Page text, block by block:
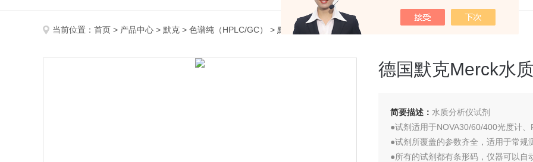
当前位置： 首页 > 产品中心 > 默克 > 色谱纯（HPLC/GC） > 默克德国默克Merck水质分析仪配套试剂
德国默克Merck水
简要描述： 水质分析仪试剂
●试剂适用于NOVA30/60/400光度计
●试剂所覆盖的参数齐全，适用于常规
●所有的试剂都有条形码，仪器可以自